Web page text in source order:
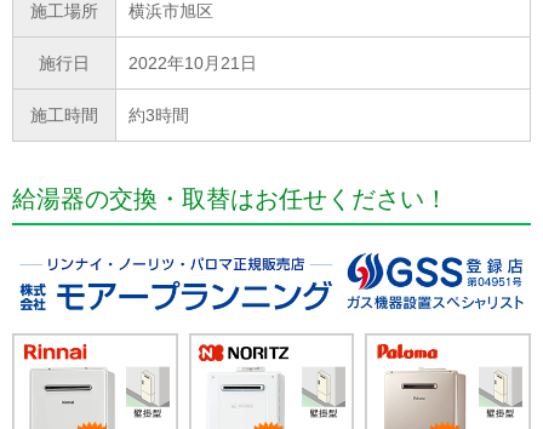
施工場所 横浜市旭区
施行日 2022年10月21日
施工時間 約3時間
給湯器の交換・取替はお任せください！